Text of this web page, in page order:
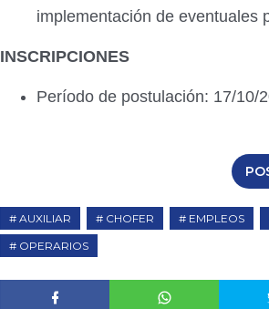
implementación de eventuales
INSCRIPCIONES
Período de postulación: 17/10/
AUXILIAR CHOFER EMPLEOS
OPERARIOS